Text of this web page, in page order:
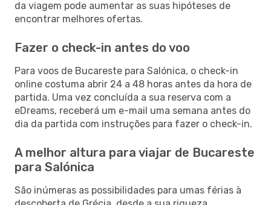
da viagem pode aumentar as suas hipóteses de
encontrar melhores ofertas.
Fazer o check-in antes do voo
Para voos de Bucareste para Salónica, o check-in
online costuma abrir 24 a 48 horas antes da hora de
partida. Uma vez concluída a sua reserva com a
eDreams, receberá um e-mail uma semana antes do
dia da partida com instruções para fazer o check-in.
A melhor altura para viajar de Bucareste
para Salónica
São inúmeras as possibilidades para umas férias à